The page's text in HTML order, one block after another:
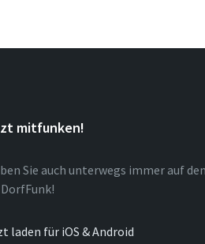
mitfunken!
Sie auch unterwegs immer auf
laden für iOS & Android